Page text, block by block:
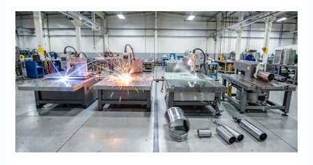
¿Qué
es
el
corte
de
acero
inoxidable
y